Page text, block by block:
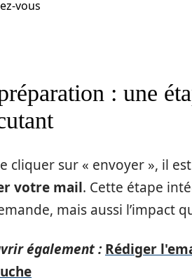
vous
: une
cliquer sur « envoyer », il
votre mail. Cette étape
mais aussi l’impact
également : Rédiger